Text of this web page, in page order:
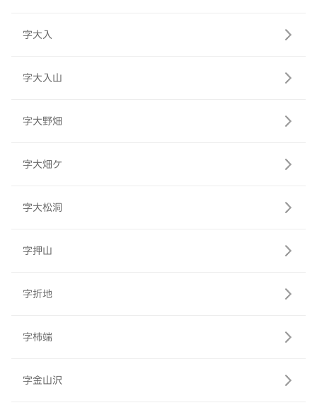
字大入
字大入山
字大野畑
字大畑ケ
字大松洞
字押山
字折地
字柿端
字金山沢